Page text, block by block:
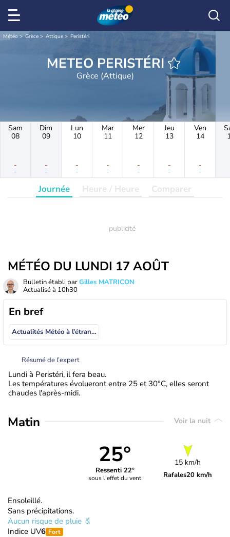
Météo Grèce Attique Peristéri
METEO PERISTÉRI
Grèce (Attique)
Sam
08
-
-
Dim
09
-
-
Lun
10
-
-
Mar
11
-
-
Mer
12
-
-
Jeu
13
-
-
Ven
14
-
-
Journée Heure / Heure Comparer
MÉTÉO DU LUNDI 17 AOÛT
Bulletin établi parGilles MATRICON
Actualisé à 10h30
En bref
Actualités Météo à l'étranger
Résumé de l’expert
Lundi à Peristéri, il fera beau.
Les températures évolueront entre 25 et 30°C, elles seront
chaudes l'après-midi.
Matin Voir la nuit
25°
Ressenti 22°
sous l'effet du vent
15 km/h
Rafales20 km/h
Ensoleillé.
Sans précipitations.
Aucun risque de pluie
Indice UV6 Fort